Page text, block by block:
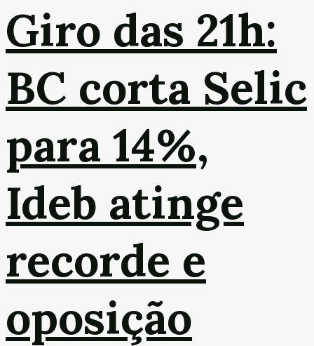
Giro das 21h:
BC corta Selic
para 14%,
Ideb atinge
recorde e
oposição